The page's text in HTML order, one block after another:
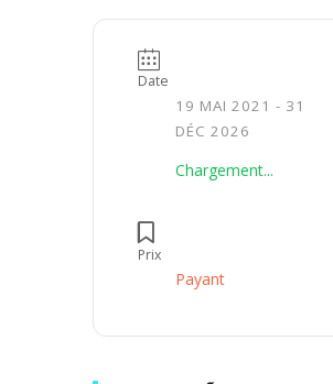
Date
19 MAI 2021 - 31
DÉC 2026
Chargement...
Prix
Payant